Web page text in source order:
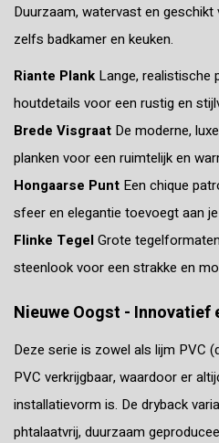
Duurzaam, watervast en
zelfs badkamer en keuken.
Riante Plank Lange, realistische
houtdetails voor een rustig en
Brede Visgraat De moderne,
planken voor een ruimtelijk en
Hongaarse Punt Een chique
sfeer en elegantie toevoegt aan
Flinke TegelGrote
steenlook voor een strakke en
Nieuwe Oogst - Innovatief
Deze serie is zowel als lijm PVC
PVC verkrijgbaar, waardoor er
installatievorm is. De dryback
phtalaatvrij, duurzaam